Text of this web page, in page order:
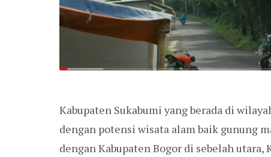
Kabupaten Sukabumi yang berada di
dengan potensi wisata alam baik gunung
dengan Kabupaten Bogor di sebelah